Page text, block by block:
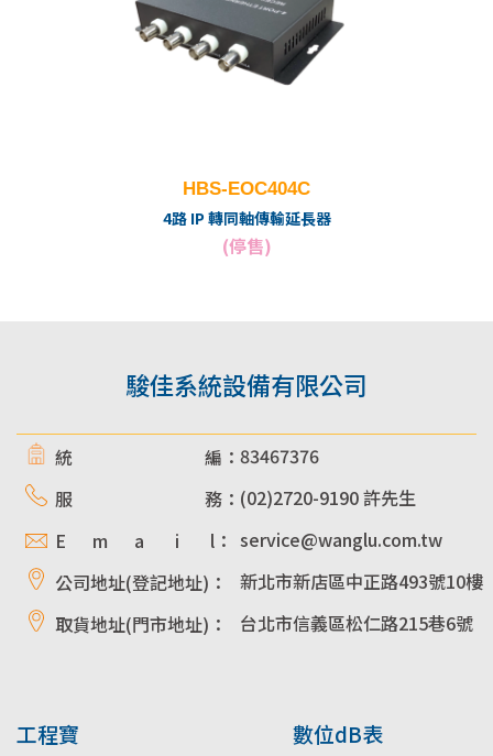
HBS-EOC404C
4路 IP 轉同軸傳輸延長器
(停售)
駿佳系統設備有限公司
統 編： 83467376
服 務： (02)2720-9190 許先生
E m a i l： service@wanglu.com.tw
公司地址(登記地址)：
新北市新店區中正路493號10樓
取貨地址(門市地址)：
台北市信義區松仁路215巷6號
工程寶 數位dB表